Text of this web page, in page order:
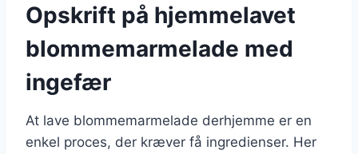
Opskrift på hjemmelavet
blommemarmelade med
ingefær
At lave blommemarmelade derhjemme er en
enkel proces, der kræver få ingredienser. Her